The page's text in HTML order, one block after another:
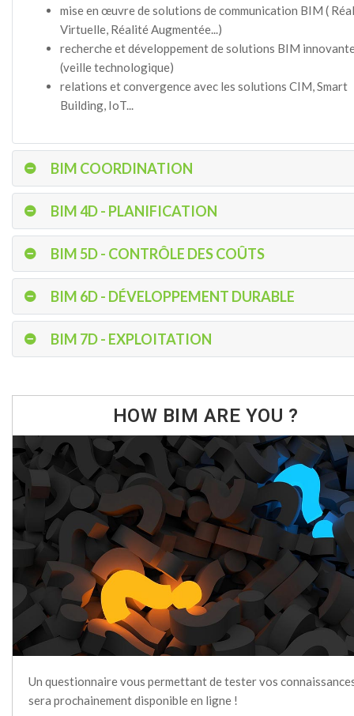
mise en œuvre de solutions de communication BIM (
Virtuelle, Réalité Augmentée...)
recherche et développement de solutions BIM
(veille technologique)
relations et convergence avec les solutions CIM, Smart
Building, IoT...
BIM COORDINATION
BIM 4D - PLANIFICATION
BIM 5D - CONTRÔLE DES COÛTS
BIM 6D - DÉVELOPPEMENT DURABLE
BIM 7D - EXPLOITATION
HOW BIM ARE YOU ?
Un questionnaire vous permettant de tester vos
sera prochainement disponible en ligne !